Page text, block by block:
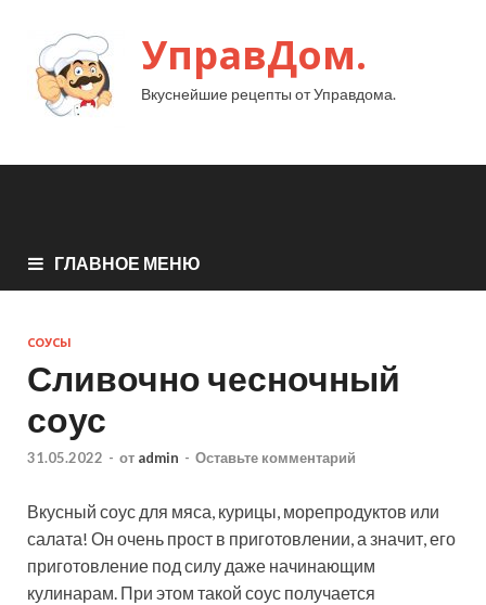
УправДом.
Вкуснейшие рецепты от Управдома.
ГЛАВНОЕ МЕНЮ
СОУСЫ
Сливочно чесночный
соус
31.05.2022 - от admin - Оставьте комментарий
Вкусный соус для мяса, курицы, морепродуктов или
салата! Он очень прост в приготовлении, а значит, его
приготовление под силу даже начинающим
кулинарам. При этом такой соус получается